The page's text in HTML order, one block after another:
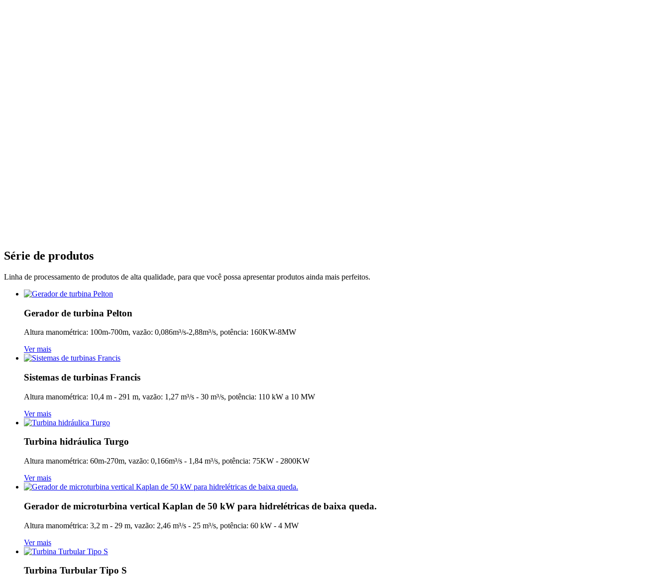
Série de produtos
Linha de processamento de produtos de alta qualidade, para que você possa apresentar produtos ainda mais perfeitos.
Gerador de turbina Pelton
Altura manométrica: 100m-700m, vazão: 0,086m³/s-2,88m³/s, potência: 160KW-8MW
Ver mais
Sistemas de turbinas Francis
Altura manométrica: 10,4 m - 291 m, vazão: 1,27 m³/s - 30 m³/s, potência: 110 kW a 10 MW
Ver mais
Turbina hidráulica Turgo
Altura manométrica: 60m-270m, vazão: 0,166m³/s - 1,84 m³/s, potência: 75KW - 2800KW
Ver mais
Gerador de microturbina vertical Kaplan de 50 kW para hidrelétricas de baixa queda.
Altura manométrica: 3,2 m - 29 m, vazão: 2,46 m³/s - 25 m³/s, potência: 60 kW - 4 MW
Ver mais
Turbina Turbular Tipo S